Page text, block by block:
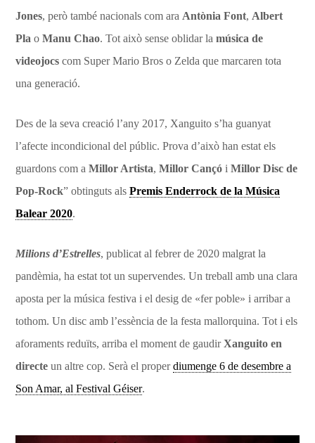
Jones, però també nacionals com ara Antònia Font, Albert
Pla oManu Chao. Tot això sense oblidar lamúsica de
videojocs com Super Mario Bros o Zelda que marcaren tota
una generació.
Des de la seva creació l’any 2017, Xanguito s’ha guanyat
l’afecte incondicional del públic. Prova d’això han estat els
guardons com aMillor Artista,Millor Cançó iMillor Disc de
Pop-Rock” obtinguts alsPremis Enderrock de la Música
Balear 2020.
Milions d’Estrelles, publicat al febrer de 2020 malgrat la
pandèmia, ha estat tot un supervendes. Un treball amb una clara
aposta per la música festiva i el desig de «fer poble» i arribar a
tothom. Un disc amb l’essència de la festa mallorquina. Tot i els
aforaments reduïts, arriba el moment de gaudirXanguito en
directe un altre cop. Serà el properdiumenge 6 de desembre a
Son Amar, al Festival Géiser.